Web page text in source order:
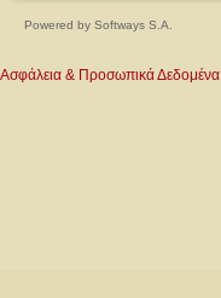
Powered by Softways S.A.
Ασφάλεια & Προσωπικά Δεδομένα